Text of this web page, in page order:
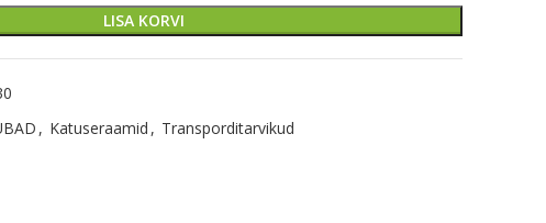
LISA KORVI
, Katuseraamid , Transporditarvikud